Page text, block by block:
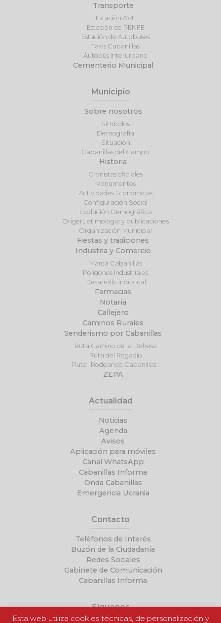
Transporte
Estación AVE
Estación de RENFE
Estación de Autobuses
Taxis Cabanillas
Autobús Interurbano
Cementerio Municipal
Municipio
Sobre nosotros
Símbolos
Demografía
Situación
Cabanillas del Campo
Historia
Cronistas oficiales
Monumentos
Actividades Económicas
Configuración Social
Evolución Demográfica
Origen, etimología y publicaciones
Organización Municipal
Fiestas y tradiciones
Industria y Comercio
Marca Cabanillas
Polígonos Industriales
Desarrollo industrial
Farmacias
Notaría
Callejero
Caminos Rurales
Senderismo por Cabanillas
Ruta Camino de la Dehesa
Ruta del Regadío
Ruta "Rodeando Cabanillas"
ZEPA
Actualidad
Noticias
Agenda
Avisos
Aplicación para móviles
Canal WhatsApp
Cabanillas Informa
Onda Cabanillas
Emergencia Ucrania
Contacto
Teléfonos de Interés
Buzón de la Ciudadanía
Redes Sociales
Gabinete de Comunicación
Cabanillas Informa
Síguenos
Esta web utiliza cookies técnicas, de personalización y